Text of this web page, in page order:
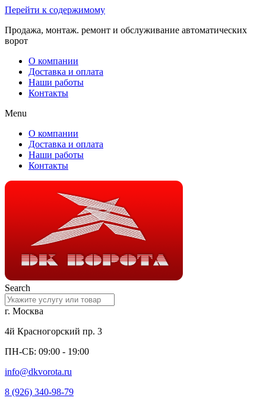
Перейти к содержимому
Продажа, монтаж. ремонт и обслуживание автоматических
ворот
О компании
Доставка и оплата
Наши работы
Контакты
Menu
О компании
Доставка и оплата
Наши работы
Контакты
Search
г. Москва
4й Красногорский пр. 3
ПН-СБ: 09:00 - 19:00
info@dkvorota.ru
8 (926) 340-98-79